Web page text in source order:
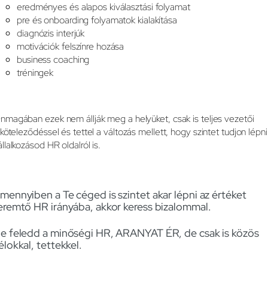
eredményes és alapos kiválasztási folyamat
pre és onboarding folyamatok kialakítása
diagnózis interjúk
motivációk felszínre hozása
business coaching
tréningek
ezek nem állják meg a helyüket, csak is teljes vezetői
és tettel a változás mellett, hogy szintet tudjon
HR oldalról is.
a Te céged is szintet akar lépni az értéket
HR irányába, akkor keress bizalommal.
feledd a minőségi HR, ARANYAT ÉR, de csak is közös
tettekkel.